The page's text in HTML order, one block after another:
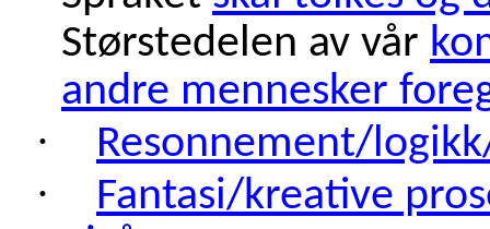
Størstedelen av vår
andre mennesker
· Resonnement/
·
Fantasi/kreative